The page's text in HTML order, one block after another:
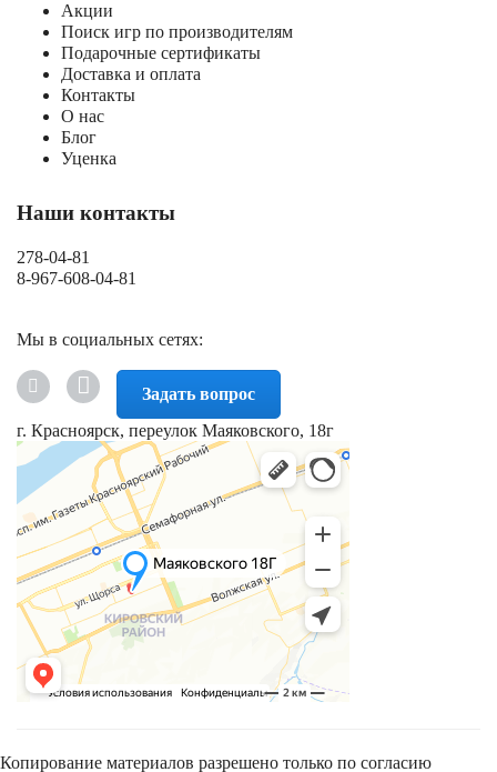
Акции
Поиск игр по производителям
Подарочные сертификаты
Доставка и оплата
Контакты
О нас
Блог
Уценка
Наши контакты
278-04-81
8-967-608-04-81
Мы в социальных сетях:
Задать вопрос
г. Красноярск, переулок Маяковского, 18г
Копирование материалов разрешено только по согласию